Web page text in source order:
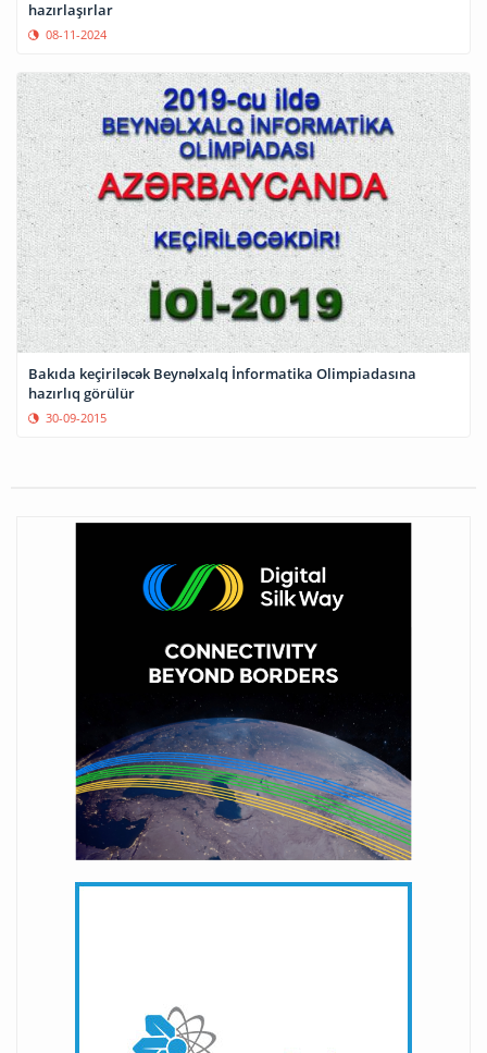
hazırlaşırlar
08-11-2024
Bakıda keçiriləcək Beynəlxalq İnformatika Olimpiadasına
hazırlıq görülür
30-09-2015